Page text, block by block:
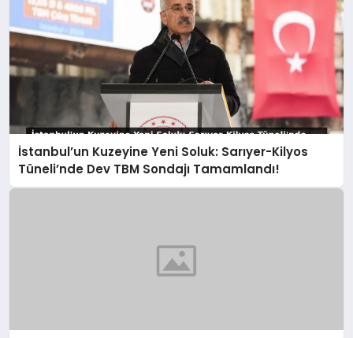
İstanbul’un Kuzeyine Yeni Soluk: Sarıyer-Kilyos
Tüneli’nde Dev TBM Sondajı Tamamlandı!